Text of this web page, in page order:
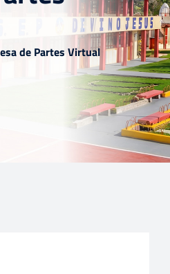
de Partes Virtual